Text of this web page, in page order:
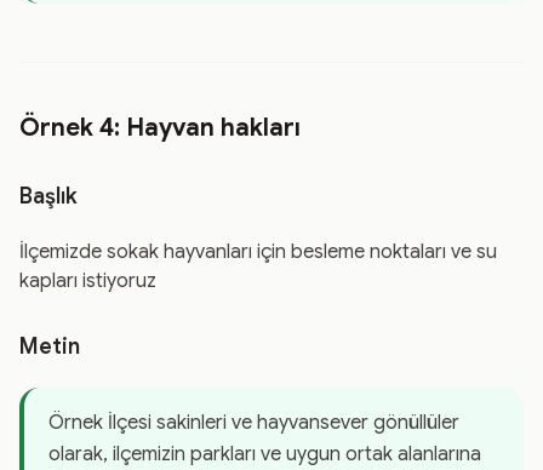
Örnek 4: Hayvan hakları
Başlık
İlçemizde sokak hayvanları için besleme noktaları ve su
kapları istiyoruz
Metin
Örnek İlçesi sakinleri ve hayvansever gönüllüler
olarak, ilçemizin parkları ve uygun ortak alanlarına